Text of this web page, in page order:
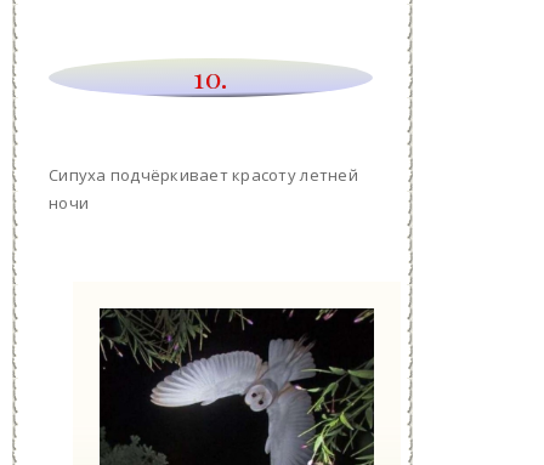
10.
Сипуха подчёркивает красоту летней
ночи